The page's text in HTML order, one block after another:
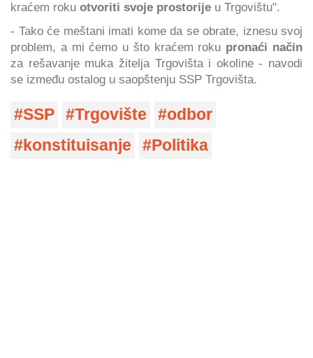
kraćem roku otvoriti svoje prostorije u Trgovištu".
- Tako će meštani imati kome da se obrate, iznesu svoj
problem, a mi ćemo u što kraćem roku pronaći način
za rešavanje muka žitelja Trgovišta i okoline - navodi
se između ostalog u saopštenju SSP Trgovišta.
SSP Trgovište
odbor
konstituisanje
Politika